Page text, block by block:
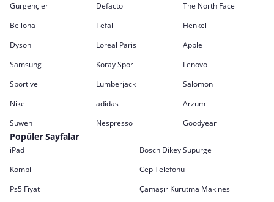
Gürgençler Defacto
The North Face
Bellona
Tefal
Henkel
Dyson
Loreal Paris
Apple
Samsung
Koray Spor
Lenovo
Sportive
Lumberjack
Salomon
Nike
adidas
Arzum
Suwen
Nespresso Goodyear
Popüler Sayfalar
iPad
Bosch Dikey Süpürge
Kombi
Cep Telefonu
Ps5 Fiyat
Çamaşır Kurutma Makinesi